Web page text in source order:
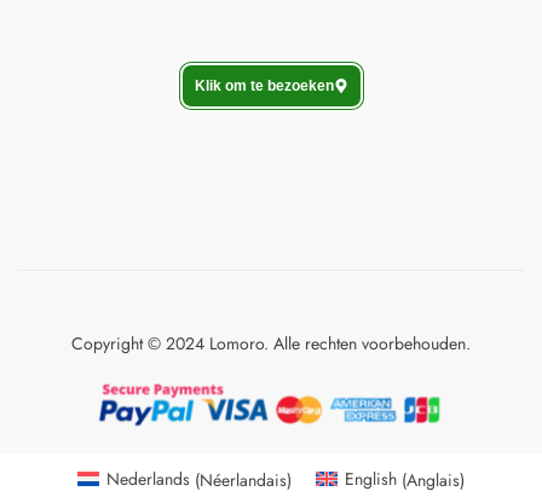
Klik om te bezoeken
Copyright © 2024 Lomoro. Alle rechten voorbehouden.
Nederlands (Néerlandais) English(Anglais)